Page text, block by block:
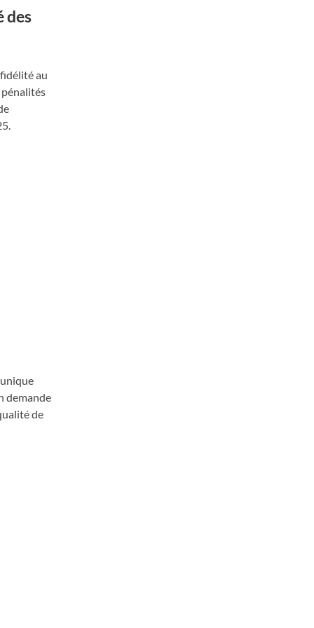
des
au
pénalités
demande
de